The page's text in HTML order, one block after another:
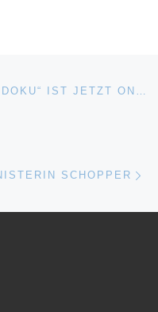
SCHOPPER